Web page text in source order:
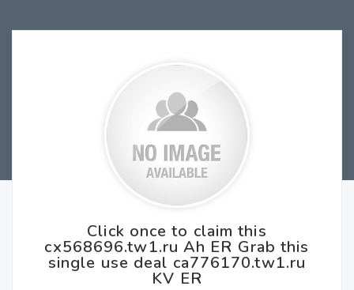
Click once to claim this
cx568696.tw1.ru Ah ER Grab this
single use deal ca776170.tw1.ru
KV ER